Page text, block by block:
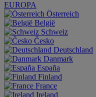
EUROPA
Österreich
België
Schweiz
Česko
Deutschland
Danmark
España
Finland
France
Ireland